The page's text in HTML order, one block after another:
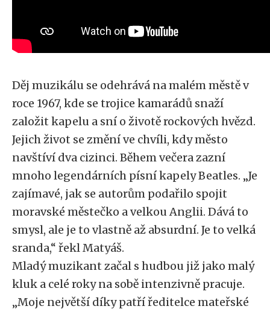
Děj muzikálu se odehrává na malém městě v
roce 1967, kde se trojice kamarádů snaží
založit kapelu a sní o životě rockových hvězd.
Jejich život se změní ve chvíli, kdy město
navštíví dva cizinci. Během večera zazní
mnoho legendárních písní kapely Beatles. „Je
zajímavé, jak se autorům podařilo spojit
moravské městečko a velkou Anglii. Dává to
smysl, ale je to vlastně až absurdní. Je to velká
sranda,“ řekl Matyáš.
Mladý muzikant začal s hudbou již jako malý
kluk a celé roky na sobě intenzivně pracuje.
„Moje největší díky patří ředitelce mateřské